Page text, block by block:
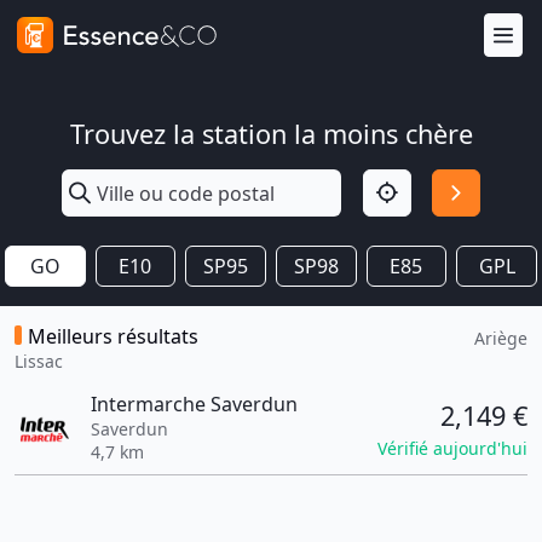
Trouvez la station la moins chère
GO E10 SP95 SP98 E85 GPL
Meilleurs résultats
Lissac
Ariège
Intermarche Saverdun
Saverdun
4,7 km
2,149 €
Vérifié aujourd'hui